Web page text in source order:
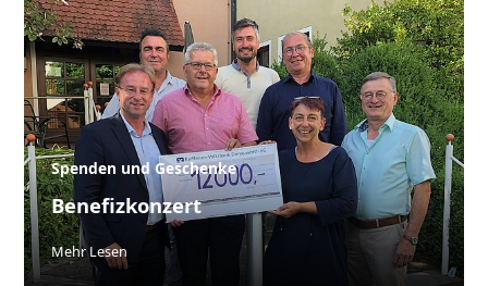
Spenden und Geschenke
Benefizkonzert
Mehr Lesen